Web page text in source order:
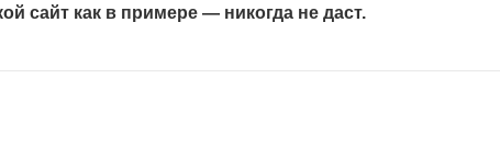
сайт как в примере — никогда не даст.